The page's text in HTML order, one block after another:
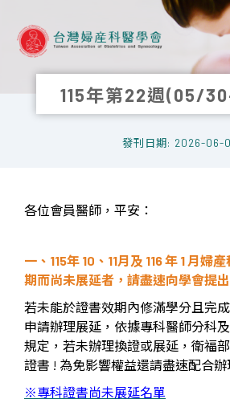
115年第22週(05/
發刊日期: 2026-06-
各位會員醫師，平安：
一、 115年 10 、 11月及 116年 1 月婦產
期而尚未展延者，請盡速向學會提
若未能於證書效期內修滿學分且完
申請辦理展延，依據專科醫師分科
規定，若未辦理換證或展延，衛福
證書 ! 為免影響權益還請盡速配合辦
※專科證書尚未展延名單